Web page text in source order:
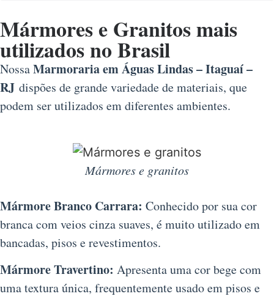
Mármores e Granitos mais
utilizados no Brasil
NossaMarmoraria em Águas Lindas – Itaguaí –
RJ dispões de grande variedade de materiais, que
podem ser utilizados em diferentes ambientes.
Mármores e granitos
Mármore Branco Carrara: Conhecido por sua cor
branca com veios cinza suaves, é muito utilizado em
bancadas, pisos e revestimentos.
Mármore Travertino: Apresenta uma cor bege com
uma textura única, frequentemente usado em pisos e